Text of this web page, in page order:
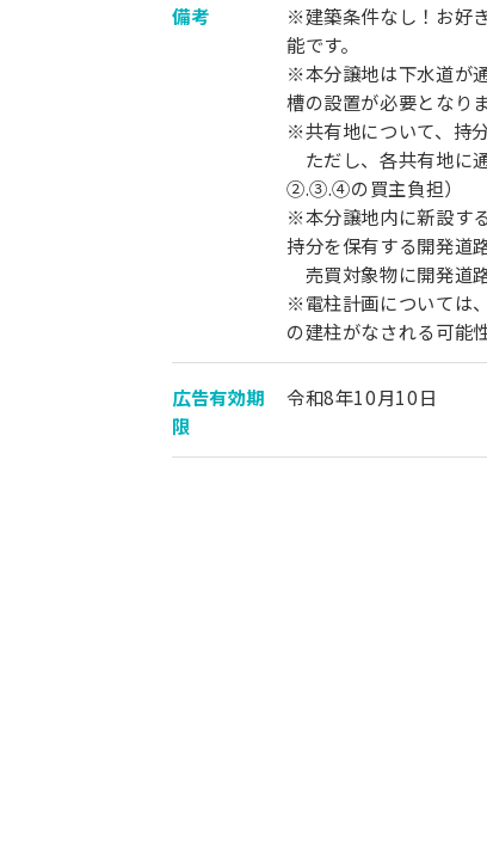
備考
※建築条件なし！お好
能です。
※本分譲地は下水道が
槽の設置が必要となり
※共有地について、持
ただし、各共有地に
②.③.④の買主負担）
※本分譲地内に新設す
持分を保有する開発道
売買対象物に開発道
※電柱計画については
の建柱がなされる可能
広告有効期
限
令和8年10月10日